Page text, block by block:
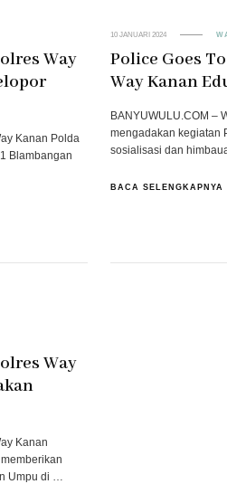
Way
Kanan Polda
Blambangan
10 JANUARI 2024
Police Goes
Way Kanan
BANYUWULU.COM –
mengadakan kegiatan
sosialisasi dan
BACA SELENGKAPNYA
Way
Kanan
Umpu di …